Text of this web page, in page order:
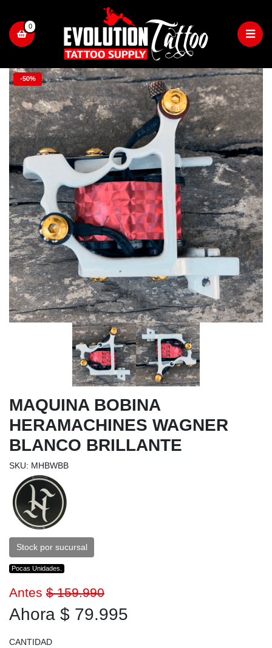
0
-50%
MAQUINA BOBINA
HERAMACHINES WAGNER
BLANCO BRILLANTE
SKU: MHBWBB
Stock por sucursal
Pocas Unidades.
Antes $ 159.990
Ahora $ 79.995
CANTIDAD